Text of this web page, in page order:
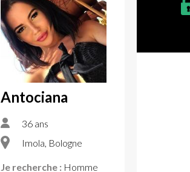
Antociana
36 ans
Imola, Bologne
Je recherche : Homme